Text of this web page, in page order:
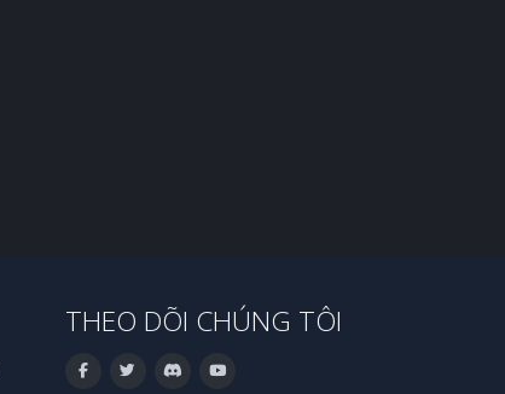
THEO DÕI CHÚNG TÔI